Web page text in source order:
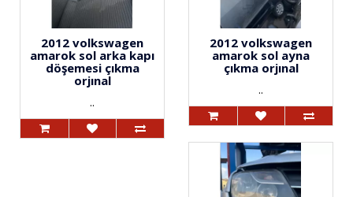
2012 volkswagen
amarok sol arka kapı
döşemesi çıkma
orjınal
..
2012 volkswagen
amarok sol ayna
çıkma orjınal
..